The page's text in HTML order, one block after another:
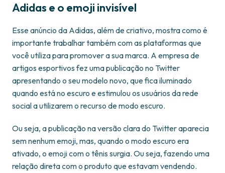
Adidas e o emoji invisível
Esse anúncio da Adidas, além de criativo, mostra como é
importante trabalhar também com as plataformas que
você utiliza para promover a sua marca. A empresa de
artigos esportivos fez uma publicação no Twitter
apresentando o seu modelo novo, que fica iluminado
quando está no escuro e estimulou os usuários da rede
social a utilizarem o recurso de modo escuro.
Ou seja, a publicação na versão clara do Twitter aparecia
sem nenhum emoji, mas, quando o modo escuro era
ativado, o emoji com o tênis surgia. Ou seja, fazendo uma
relação direta com o produto que estavam vendendo.